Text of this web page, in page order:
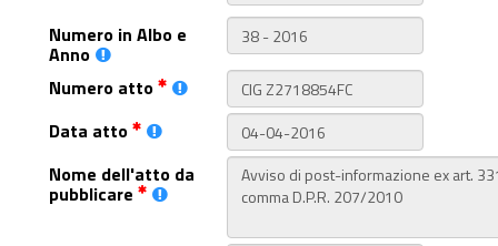
Numero in Albo e
Anno
Numero atto
Data atto
Nome dell'atto da
pubblicare